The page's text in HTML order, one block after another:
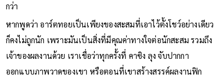
กว่า
หากพูดว่า อาร์ตทอยเป็นเพียงของสะสมที่เอาไว้ตั้งโชว์อย่างเดียว
ก็คงไม่ถูกนัก เพราะมันเป็นสิ่งที่มีคุณค่าทางใจต่อนักสะสม รวมถึง
เจ้าของผลงานด้วย เราเชื่อว่าทุกครั้งที่ คาซิง ลุง จับปากกา
ออกแบบภาพวาดของเขา หรือตอนที่เขาสร้างสรรค์ผลงานฟิก